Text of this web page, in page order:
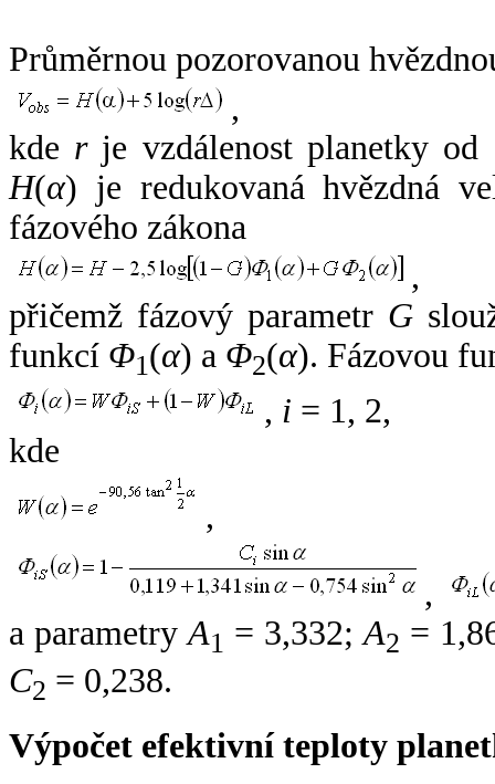
Průměrnou pozorovanou
,
kde rje vzdálenost planetky od
H(α) je redukovaná hvězdná
fázového zákona
,
přičemž fázový parametr G
funkcí Φ1(α) a Φ2(α). Fázovou
, i = 1, 2,
kde
,
,
a parametryA1 = 3,332;A2 =
C2 = 0,238.
Výpočet efektivní teploty